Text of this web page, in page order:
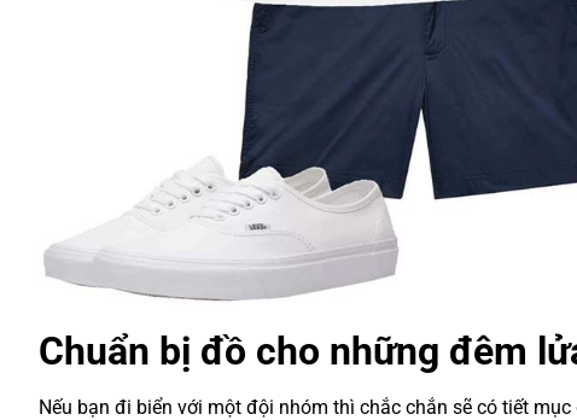
Chuẩn bị đồ cho những đêm
Nếu bạn đi biển với một đội nhóm thì chắc chắn sẽ có tiết